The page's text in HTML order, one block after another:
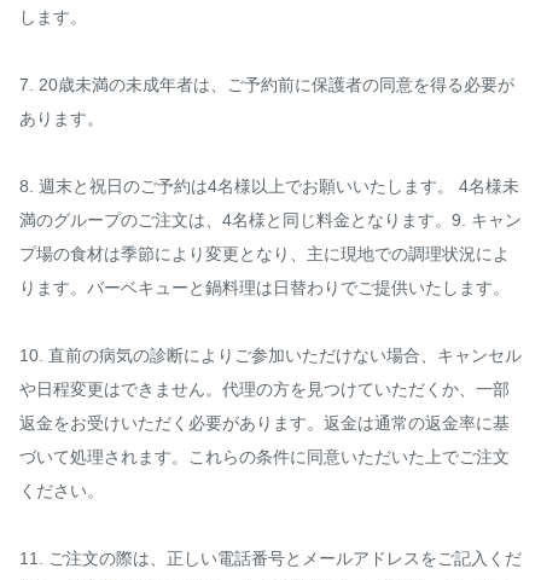
します。
7. 20歳未満の未成年者は、ご予約前に保護者の同意を得る必要が
あります。
8. 週末と祝日のご予約は4名様以上でお願いいたします。 4名様未
満のグループのご注文は、4名様と同じ料金となります。9. キャン
プ場の食材は季節により変更となり、主に現地での調理状況によ
ります。バーベキューと鍋料理は日替わりでご提供いたします。
10. 直前の病気の診断によりご参加いただけない場合、キャンセル
や日程変更はできません。代理の方を見つけていただくか、一部
返金をお受けいただく必要があります。返金は通常の返金率に基
づいて処理されます。これらの条件に同意いただいた上でご注文
ください。
11. ご注文の際は、正しい電話番号とメールアドレスをご記入くだ